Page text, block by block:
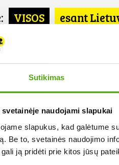
Sutikimas
svetainėje naudojami slapukai
slapukus, kad galėtume
Be to, svetainės naudojimo
gali ją pridėti prie kitos jūsų
VISOS esant